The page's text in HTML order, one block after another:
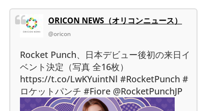
ORICON NEWS（オリコンニュース）
@oricon
Rocket Punch、日本デビュー後初の来日イ
ベント決定（写真 全16枚）
https://t.co/LwKYuintNl #RocketPunch #
ロケットパンチ #Fiore @RocketPunchJP